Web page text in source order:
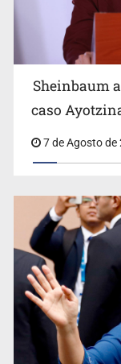
templo en
Descartan
colonias de
Sheinbaum
caso
7 de Agosto de